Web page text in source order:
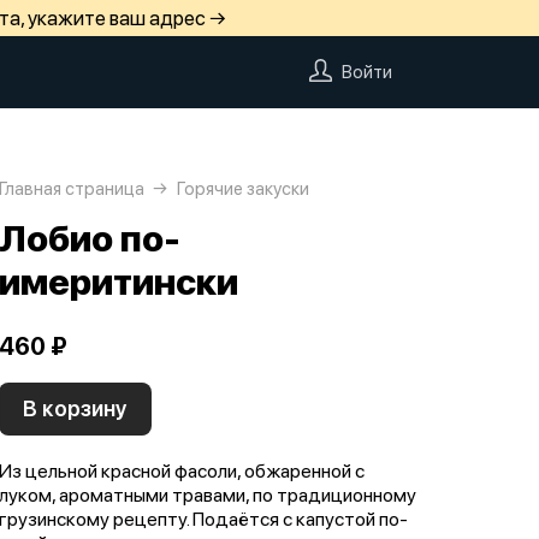
укажите ваш адрес →
Войти
Главная страница Горячие закуски
Лобио по-
имеритински
460 ₽
В корзину
Из цельной красной фасоли, обжаренной с
луком, ароматными травами, по традиционному
грузинскому рецепту. Подаётся с капустой по-